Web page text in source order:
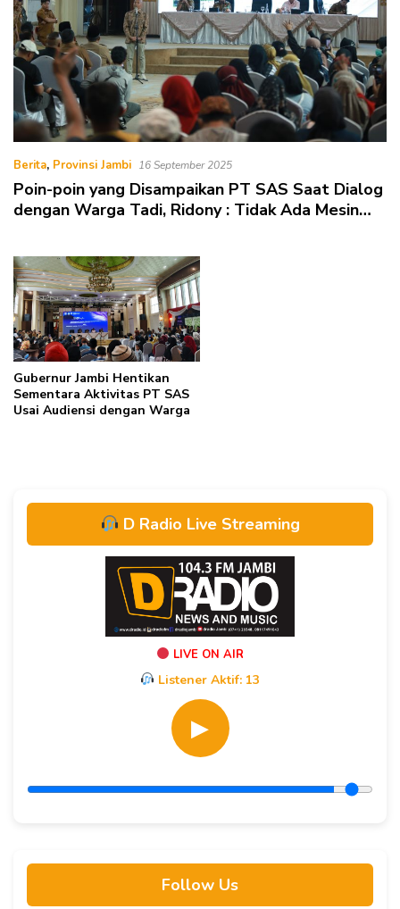
Berita, Provinsi Jambi 16 September 2025
Poin-poin yang Disampaikan PT SAS Saat Dialog
dengan Warga Tadi, Ridony : Tidak Ada Mesin
Gubernur Jambi Hentikan
Sementara Aktivitas PT SAS
Usai Audiensi dengan Warga
D Radio Live Streaming
LIVE ON AIR
Listener Aktif: 13
▶
Follow Us